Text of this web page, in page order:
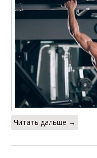
Читать дальше →